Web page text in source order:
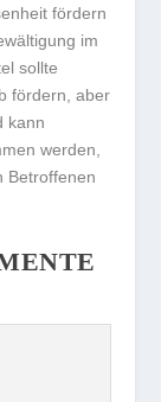
fördern
im
sollte
fördern, aber
kann
werden,
Betroffenen